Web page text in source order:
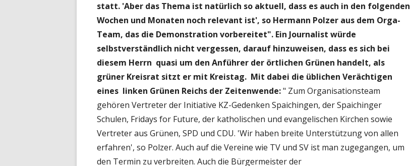
statt. 'Aber das Thema ist natürlich so aktuell, dass es auch in den folgenden
Wochen und Monaten noch relevant ist', so Hermann Polzer aus dem Orga-
Team, das die Demonstration vorbereitet". Ein Journalist würde
selbstverständlich nicht vergessen, darauf hinzuweisen, dass es sich bei
diesem Herrn quasi um den Anführer der örtlichen Grünen handelt, als
grüner Kreisrat sitzt er mit Kreistag. Mit dabei die üblichen Verächtigen
eines linken Grünen Reichs der Zeitenwende:" Zum Organisationsteam
gehören Vertreter der Initiative KZ-Gedenken Spaichingen, der Spaichinger
Schulen, Fridays for Future, der katholischen und evangelischen Kirchen sowie
Vertreter aus Grünen, SPD und CDU. 'Wir haben breite Unterstützung von allen
erfahren', so Polzer. Auch auf die Vereine wie TV und SV ist man zugegangen, um
den Termin zu verbreiten. Auch die Bürgermeister der